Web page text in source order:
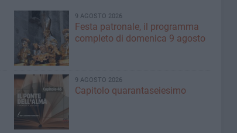
9 AGOSTO 2026
Festa patronale, il programma
completo di domenica 9 agosto
9 AGOSTO 2026
Capitolo quarantaseiesimo